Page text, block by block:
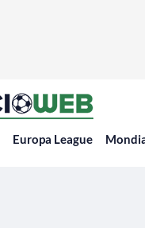
Europa League